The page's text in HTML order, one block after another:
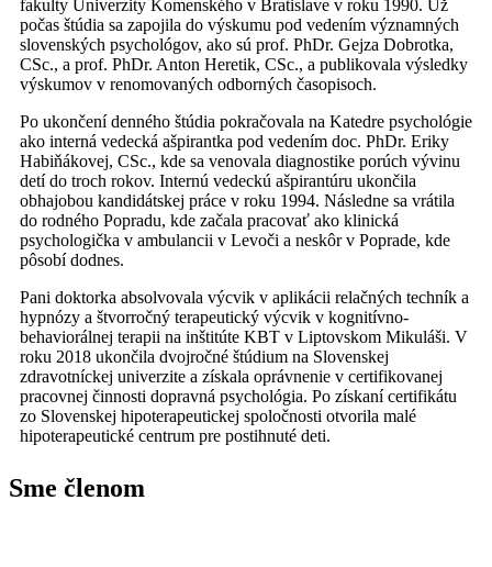
fakulty Univerzity Komenského v Bratislave v roku 1990. Už
počas štúdia sa zapojila do výskumu pod vedením významných
slovenských psychológov, ako sú prof. PhDr. Gejza Dobrotka,
CSc., a prof. PhDr. Anton Heretik, CSc., a publikovala výsledky
výskumov v renomovaných odborných časopisoch.
Po ukončení denného štúdia pokračovala na Katedre psychológie
ako interná vedecká ašpirantka pod vedením doc. PhDr. Eriky
Habiňákovej, CSc., kde sa venovala diagnostike porúch vývinu
detí do troch rokov. Internú vedeckú ašpirantúru ukončila
obhajobou kandidátskej práce v roku 1994. Následne sa vrátila
do rodného Popradu, kde začala pracovať ako klinická
psychologička v ambulancii v Levoči a neskôr v Poprade, kde
pôsobí dodnes.
Pani doktorka absolvovala výcvik v aplikácii relačných techník a
hypnózy a štvorročný terapeutický výcvik v kognitívno-
behaviorálnej terapii na inštitúte KBT v Liptovskom Mikuláši. V
roku 2018 ukončila dvojročné štúdium na Slovenskej
zdravotníckej univerzite a získala oprávnenie v certifikovanej
pracovnej činnosti dopravná psychológia. Po získaní certifikátu
zo Slovenskej hipoterapeutickej spoločnosti otvorila malé
hipoterapeutické centrum pre postihnuté deti.
Sme členom